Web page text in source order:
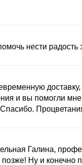
нести
доставку,
и вы помогли
Галина,
позже! Ну и конечно